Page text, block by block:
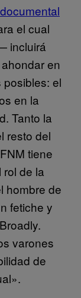
el cual
incluirá
en
el
en la
Tanto la
resto del
tiene
de la
hombre de
fetiche y
varones
de